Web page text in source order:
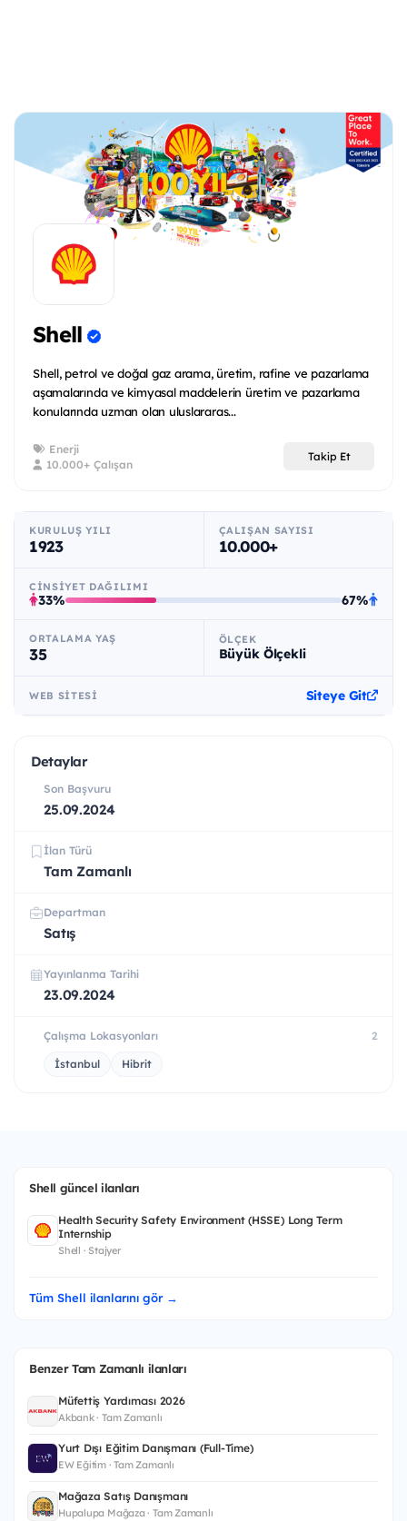
Shell
Shell, petrol ve doğal gaz arama, üretim, rafine ve pazarlama
aşamalarında ve kimyasal maddelerin üretim ve pazarlama
konularında uzman olan uluslararas...
Enerji
10.000+ Çalışan
Takip Et
KURULUŞ YILI
1923
ÇALIŞAN SAYISI
10.000+
CINSIYET DAĞILIMI
33% 67%
ORTALAMA YAŞ
35
ÖLÇEK
Büyük Ölçekli
WEB SITESI Siteye Git
Detaylar
Son Başvuru
25.09.2024
İlan Türü
Tam Zamanlı
Departman
Satış
Yayınlanma Tarihi
23.09.2024
Çalışma Lokasyonları 2
İstanbul Hibrit
Shell güncel ilanları
Health Security Safety Environment (HSSE) Long Term
Internship
Shell · Stajyer
Tüm Shell ilanlarını gör →
Benzer Tam Zamanlı ilanları
Müfettiş Yardımcısı 2026
Akbank · Tam Zamanlı
Yurt Dışı Eğitim Danışmanı (Full-Time)
EW Eğitim · Tam Zamanlı
Mağaza Satış Danışmanı
Hupalupa Mağaza · Tam Zamanlı